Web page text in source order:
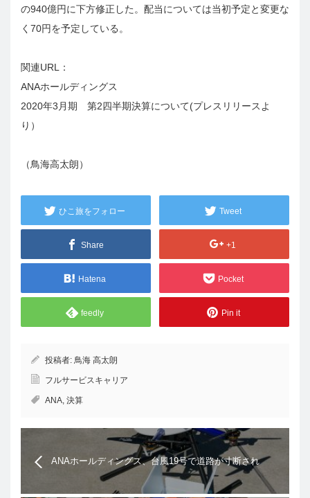
の940億円に下方修正した。配当については当初予定と変更な
く70円を予定している。
関連URL：
ANAホールディングス
2020年3月期 第2四半期決算について(プレスリリースよ
り）
（鳥海高太朗）
ひこ旅をフォロー Tweet
Share +1
Hatena Pocket
feedly Pin it
投稿者: 鳥海 高太朗
フルサービスキャリア
ANA, 決算
ANAホールディングス、台風19号で道路が寸断され
ている奥多摩町日原地区へドローンを使って物資を
輸送。災害時のドローンでの運搬は日本初